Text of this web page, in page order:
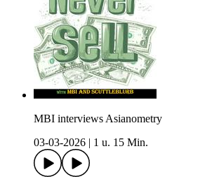
MBI interviews Asianometry
03-03-2026
1 u. 15 Min.